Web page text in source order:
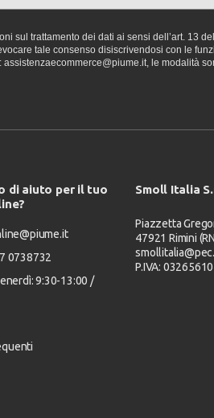
sul trattamento dei dati ai sensi dell’art. 13
tale consenso disiscrivendosi con le
le modalità
di aiuto per il tuo
0738732
9:30-13:00 /
Smoll Italia
Piazzetta
47921 Rimini
P.IVA: